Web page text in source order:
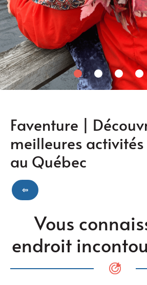
Faventure |
meilleures
au Québec
⇦
Vous
endroit